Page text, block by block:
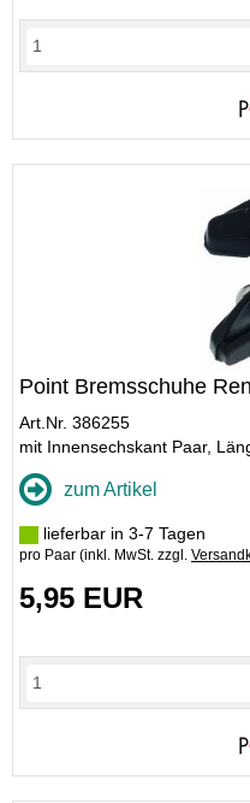
Point Bremsschuhe
Art.Nr. 386255
mit Innensechskant Paar,
zum Artikel
lieferbar in 3-7 Tagen
pro Paar (inkl. MwSt. zzgl.
5,95 EUR